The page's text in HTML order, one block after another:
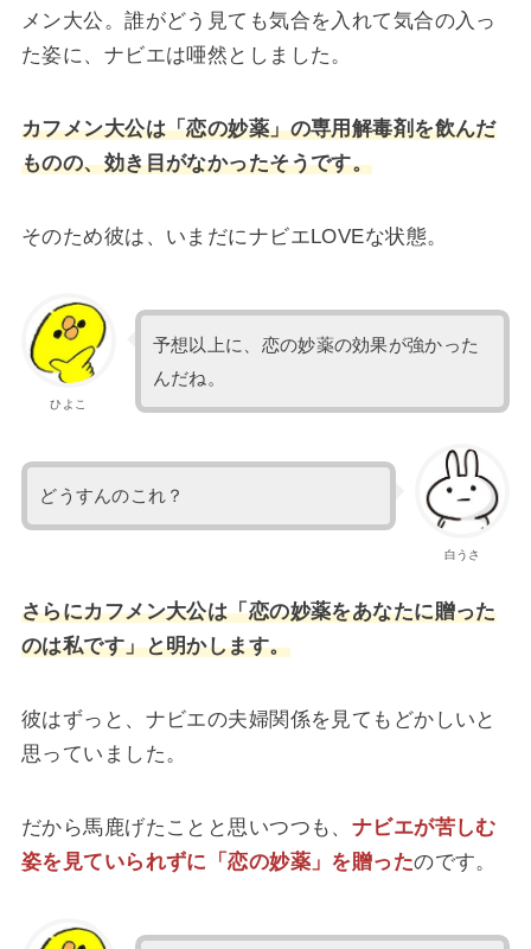
メン大公。誰がどう見ても気合を入れて気合の入っ
た姿に、ナビエは唖然としました。
カフメン大公は「恋の妙薬」の専用解毒剤を飲んだ
ものの、効き目がなかったそうです。
そのため彼は、いまだにナビエLOVEな状態。
ひよこ
予想以上に、恋の妙薬の効果が強かった
んだね。
白うさ
どうすんのこれ？
さらにカフメン大公は「恋の妙薬をあなたに贈った
のは私です」と明かします。
彼はずっと、ナビエの夫婦関係を見てもどかしいと
思っていました。
だから馬鹿げたことと思いつつも、 ナビエが苦しむ
姿を見ていられずに「恋の妙薬」を贈ったのです。